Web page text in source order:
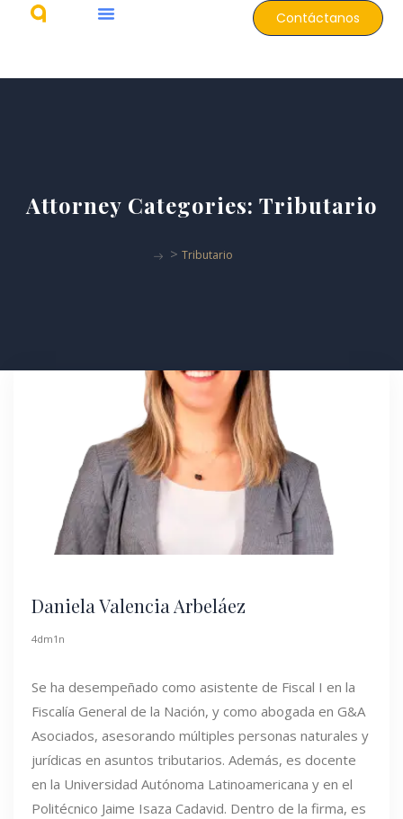
Contáctanos
Attorney Categories: Tributario
> Tributario
Daniela Valencia Arbeláez
4dm1n
Se ha desempeñado como asistente de Fiscal I en la
Fiscalía General de la Nación, y como abogada en G&A
Asociados, asesorando múltiples personas naturales y
jurídicas en asuntos tributarios. Además, es docente
en la Universidad Autónoma Latinoamericana y en el
Politécnico Jaime Isaza Cadavid. Dentro de la firma, es